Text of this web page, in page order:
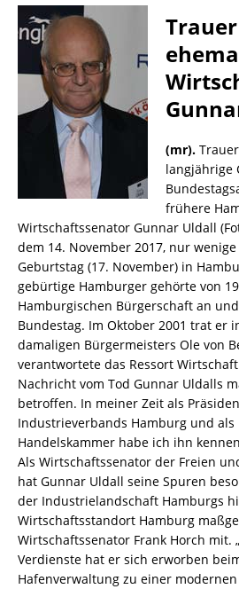
(mr).
langjährige
frühere
Wirtschaftssenator Gunnar Uldall
dem 14. November 2017, nur
Geburtstag (17. November) in
gebürtige Hamburger gehörte von
Hamburgischen Bürgerschaft an
Bundestag. Im Oktober 2001 trat er
damaligen Bürgermeisters Ole von
verantwortete das Ressort
Nachricht vom Tod Gunnar Uldalls
betroffen. In meiner Zeit als
Industrieverbands Hamburg und als
Handelskammer habe ich ihn
Als Wirtschaftssenator der Freien
hat Gunnar Uldall seine Spuren
der Industrielandschaft Hamburgs
Wirtschaftsstandort Hamburg
Wirtschaftssenator Frank Horch mit.
Verdienste hat er sich erworben
Hafenverwaltung zu einer